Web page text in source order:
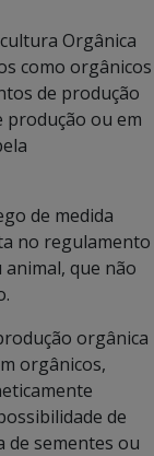
Orgânica
como orgânicos
de produção
produção ou em
de medida
no regulamento
que não
orgânica
orgânicos,
de
de sementes ou